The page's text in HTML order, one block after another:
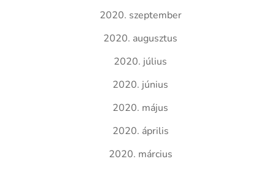
2020. szeptember
2020. augusztus
2020. július
2020. június
2020. május
2020. április
2020. március